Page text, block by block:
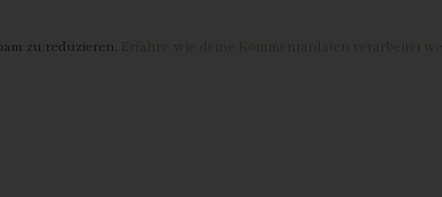
zu reduzieren. Erfahre, wie deine Kommentardaten verarbeitet